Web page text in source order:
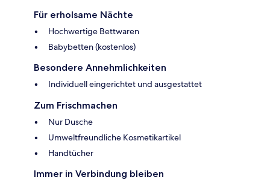
Für erholsame Nächte
Hochwertige Bettwaren
Babybetten (kostenlos)
Besondere Annehmlichkeiten
Individuell eingerichtet und ausgestattet
Zum Frischmachen
Nur Dusche
Umweltfreundliche Kosmetikartikel
Handtücher
Immer in Verbindung bleiben